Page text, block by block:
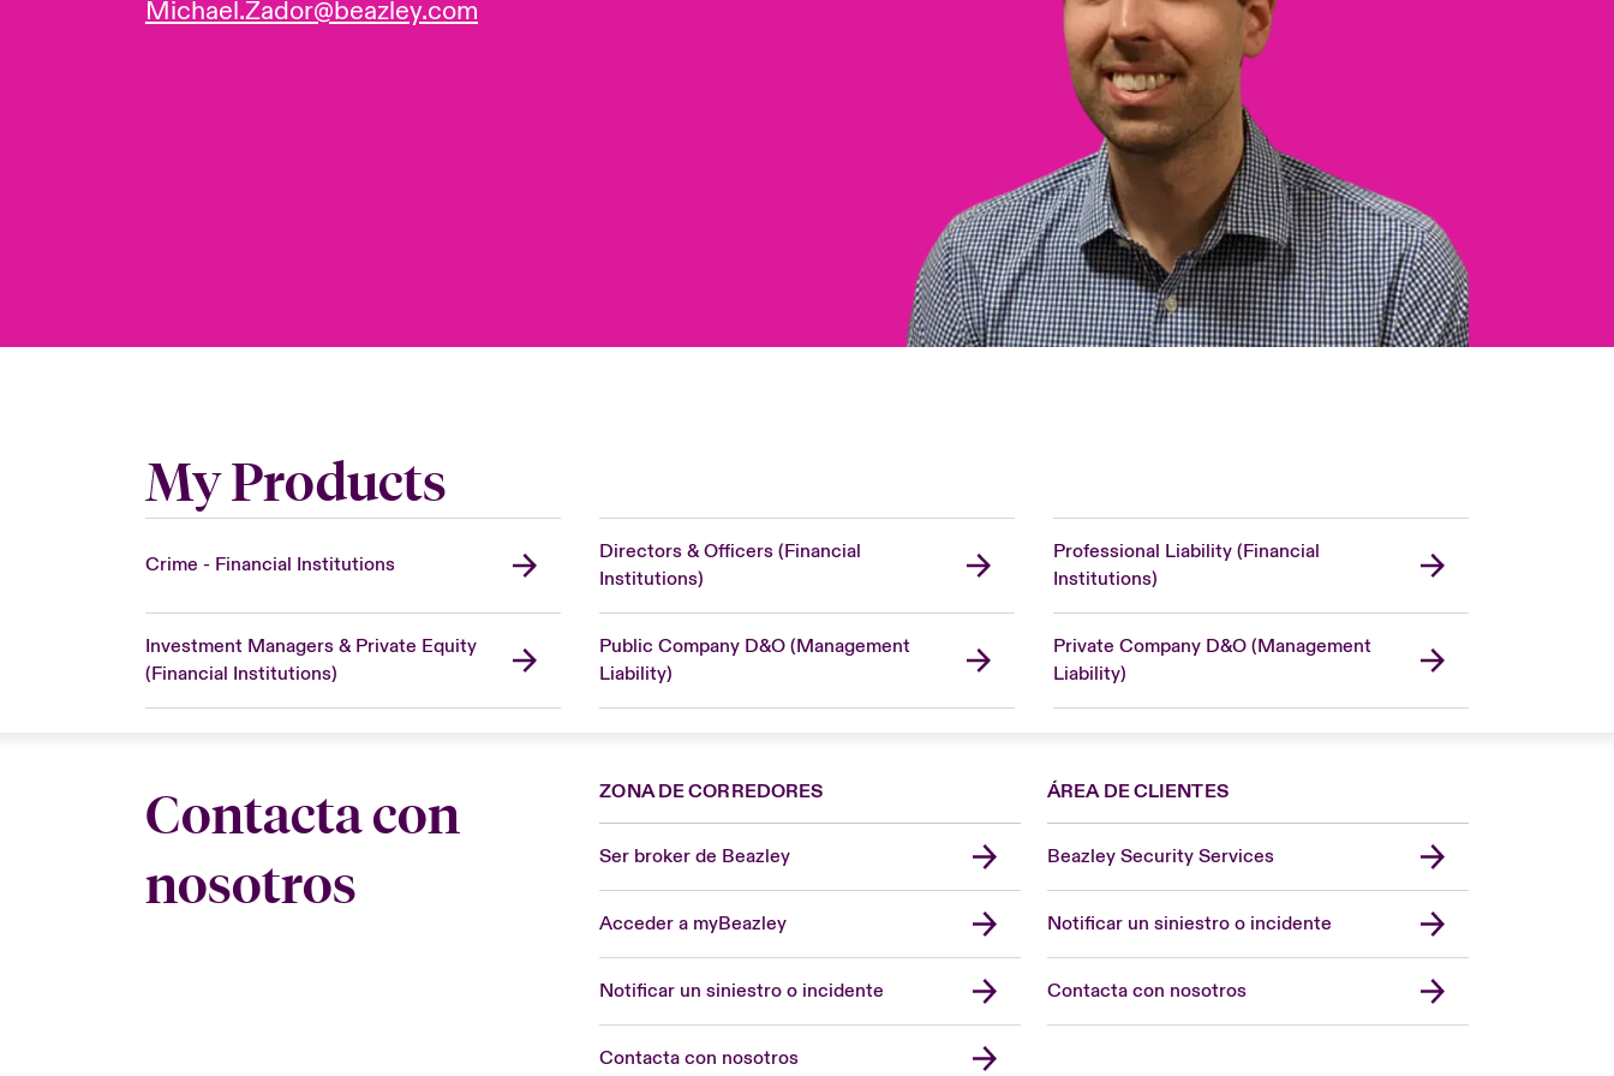
Michael.Zador@beazley.com
My Products
Crime - Financial Institutions
Directors & Officers (Financial
Institutions)
Professional Liability (Financial
Institutions)
Investment Managers & Private Equity
(Financial Institutions)
Public Company D&O (Management
Liability)
Private Company D&O (Management
Liability)
Contacta con
nosotros
ZONA DE CORREDORES
Ser broker de Beazley
Acceder a myBeazley
Notificar un siniestro o incidente
Contacta con nosotros
ÁREA DE CLIENTES
Beazley Security Services
Notificar un siniestro o incidente
Contacta con nosotros
United Kingdom
Asia Pacific